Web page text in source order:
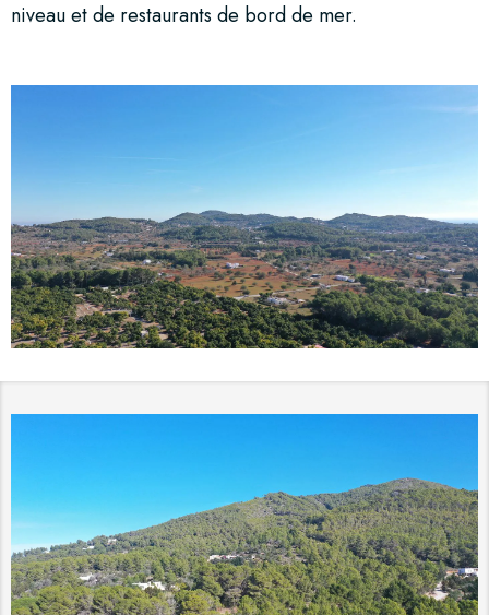
niveau et de restaurants de bord de mer.